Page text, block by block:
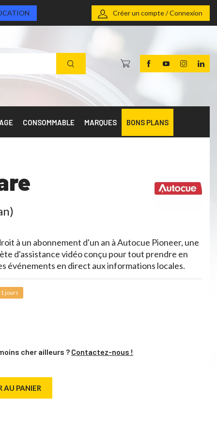
Créer un compte / Connexion
CONSOMMABLE MARQUES BONS PLANS
à un abonnement d'un an à Autocue Pioneer, une
d'assistance vidéo conçu pour tout prendre en
événements en direct aux informations locales.
jours
cher ailleurs ? Contactez-nous !
AU PANIER